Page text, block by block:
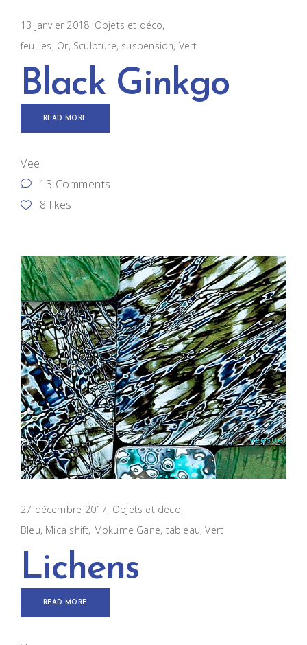
13 janvier 2018 Objets et déco
feuilles, Or, Sculpture, suspension, Vert
Black Ginkgo
READ MORE
Vee
13 Comments
8 likes
27 décembre 2017 Objets et déco
Bleu, Mica shift, Mokume Gane, tableau,Vert
Lichens
READ MORE